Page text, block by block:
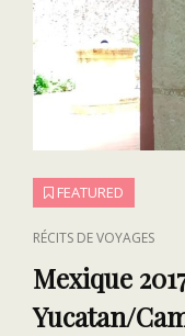
FEATURED
CAT
LINKS
RÉCITS DE VOYAGES
Mexique
Yucatan/